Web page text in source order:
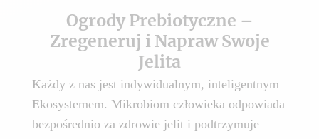
Ogrody Prebiotyczne –
Zregeneruj i Napraw Swoje
Jelita
Każdy z nas jest indywidualnym, inteligentnym
Ekosystemem. Mikrobiom człowieka odpowiada
bezpośrednio za zdrowie jelit i podtrzymuje